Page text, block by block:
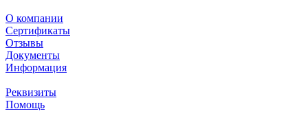
О компании
Сертификаты
Отзывы
Документы
Информация
Реквизиты
Помощь